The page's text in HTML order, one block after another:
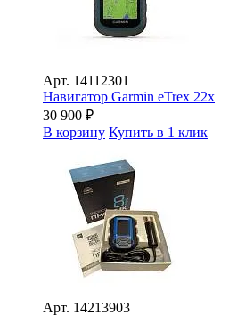
Арт. 14112301
Навигатор Garmin eTrex 22х
30 900 ₽
В корзину Купить в 1 клик
Арт. 14213903